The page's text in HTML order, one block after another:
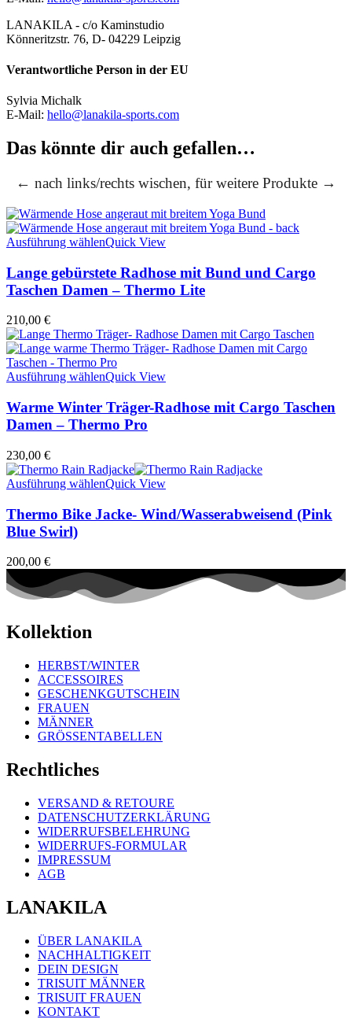
LANAKILA - c/o Kaminstudio
Könneritzstr. 76, D- 04229 Leipzig
Verantwortliche Person in der EU
Sylvia Michalk
E-Mail: hello@lanakila-sports.com
Das könnte dir auch gefallen…
← nach links/rechts wischen, für weitere Produkte →
Ausführung wählenQuick View
Lange gebürstete Radhose mit Bund und Cargo
Taschen Damen – Thermo Lite
210,00 €
Ausführung wählenQuick View
Warme Winter Träger-Radhose mit Cargo Taschen
Damen – Thermo Pro
230,00 €
Ausführung wählenQuick View
Thermo Bike Jacke- Wind/Wasserabweisend (Pink
Blue Swirl)
200,00 €
Kollektion
HERBST/WINTER
ACCESSOIRES
GESCHENKGUTSCHEIN
FRAUEN
MÄNNER
GRÖSSENTABELLEN
Rechtliches
VERSAND & RETOURE
DATENSCHUTZERKLÄRUNG
WIDERRUFSBELEHRUNG
WIDERRUFS-FORMULAR
IMPRESSUM
AGB
LANAKILA
ÜBER LANAKILA
NACHHALTIGKEIT
DEIN DESIGN
TRISUIT MÄNNER
TRISUIT FRAUEN
KONTAKT